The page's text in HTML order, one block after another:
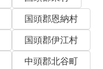
国頭郡恩納村
国頭郡伊江村
中頭郡北谷町